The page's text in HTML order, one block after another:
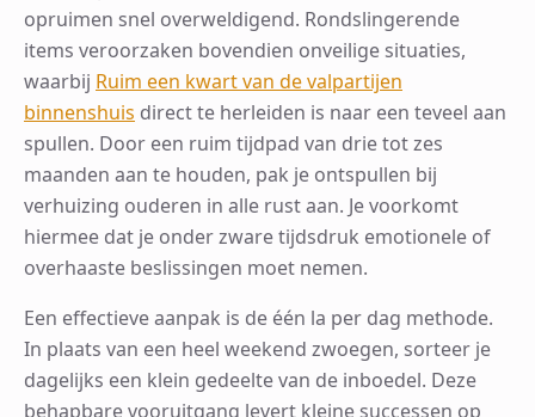
opruimen snel overweldigend. Rondslingerende
items veroorzaken bovendien onveilige situaties,
waarbij Ruim een kwart van de valpartijen
binnenshuis direct te herleiden is naar een teveel aan
spullen. Door een ruim tijdpad van drie tot zes
maanden aan te houden, pak je ontspullen bij
verhuizing ouderen in alle rust aan. Je voorkomt
hiermee dat je onder zware tijdsdruk emotionele of
overhaaste beslissingen moet nemen.
Een effectieve aanpak is de één la per dag methode.
In plaats van een heel weekend zwoegen, sorteer je
dagelijks een klein gedeelte van de inboedel. Deze
behapbare vooruitgang levert kleine successen op